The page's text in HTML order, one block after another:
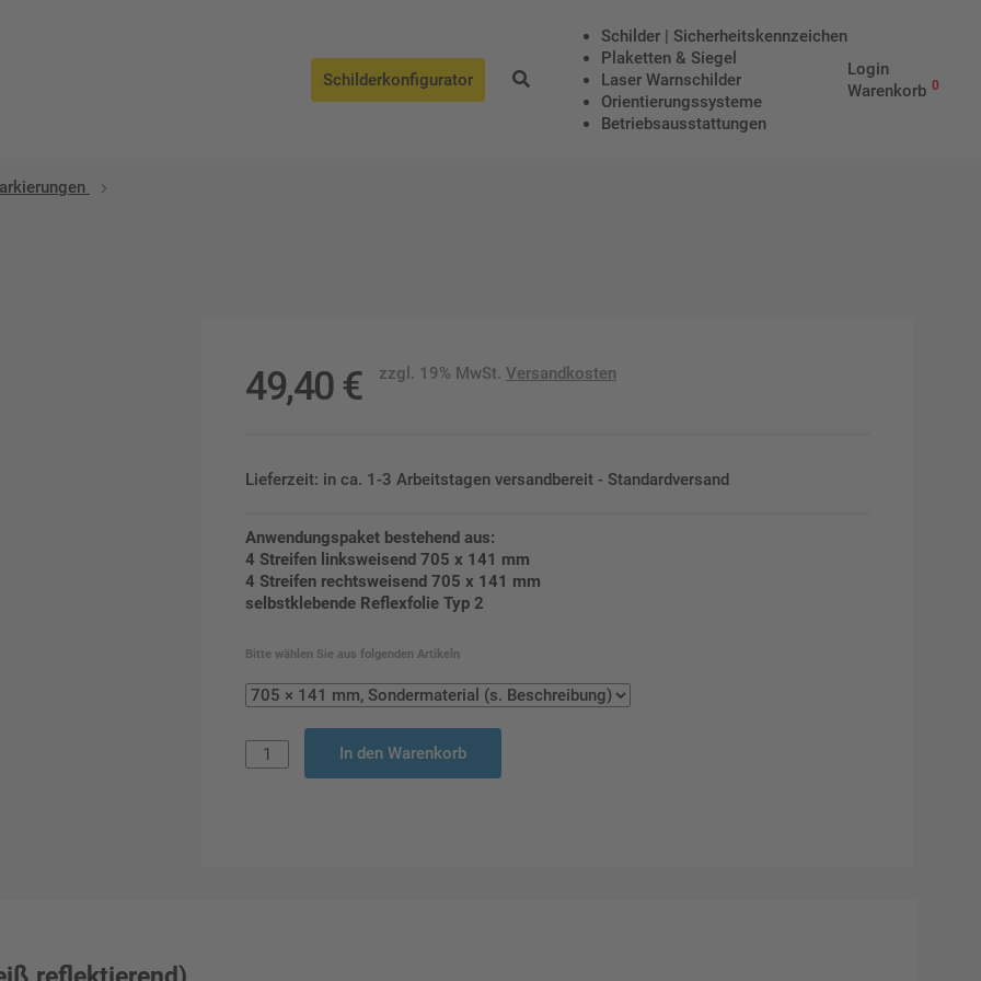
Schilderkonfigurator
Schilder | Sicherheitskennzeichen
Plaketten & Siegel
Laser Warnschilder
Orientierungssysteme
Betriebs­aus­stattungen
Login
Warenkorb 0
49,40 € zzgl. 19% MwSt. Versandkosten
Lieferzeit: in ca. 1-3 Arbeitstagen versandbereit - Standardversand
Anwendungspaket bestehend aus:
4 Streifen linksweisend 705 x 141 mm
4 Streifen rechtsweisend 705 x 141 mm
selbstklebende Reflexfolie Typ 2
Bitte wählen Sie aus folgenden Artikeln
In den Warenkorb
reflektierend)